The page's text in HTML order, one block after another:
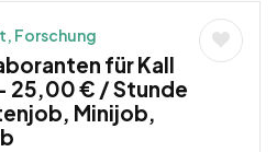
Forschung
für Kall
25,00 € / Stunde
Minijob,